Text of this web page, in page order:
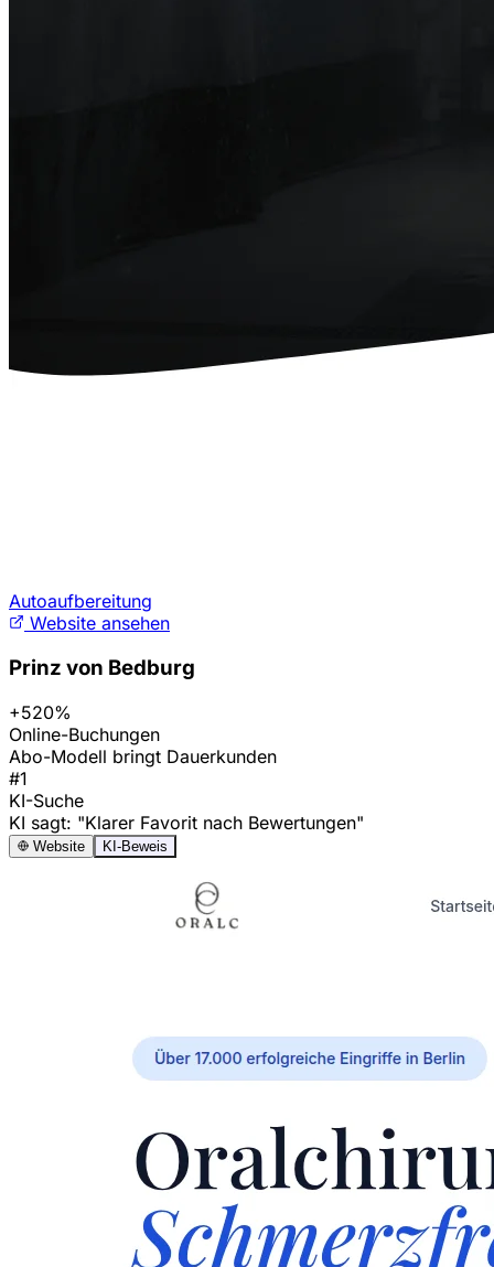
Autoaufbereitung
Website ansehen
Prinz von Bedburg
+520%
Online-Buchungen
Abo-Modell bringt Dauerkunden
#1
KI-Suche
KI sagt: "Klarer Favorit nach Bewertungen"
Website KI-Beweis